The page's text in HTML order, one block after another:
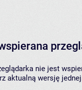
nie jest
aktualną wersję